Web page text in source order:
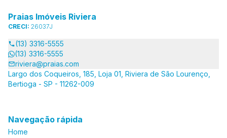
Praias Imóveis Riviera
CRECI: 26037J
(13) 3316-5555
(13) 3316-5555
riviera@praias.com
Largo dos Coqueiros, 185, Loja 01, Riviera de São Lourenço,
Bertioga - SP - 11262-009
Navegação rápida
Home